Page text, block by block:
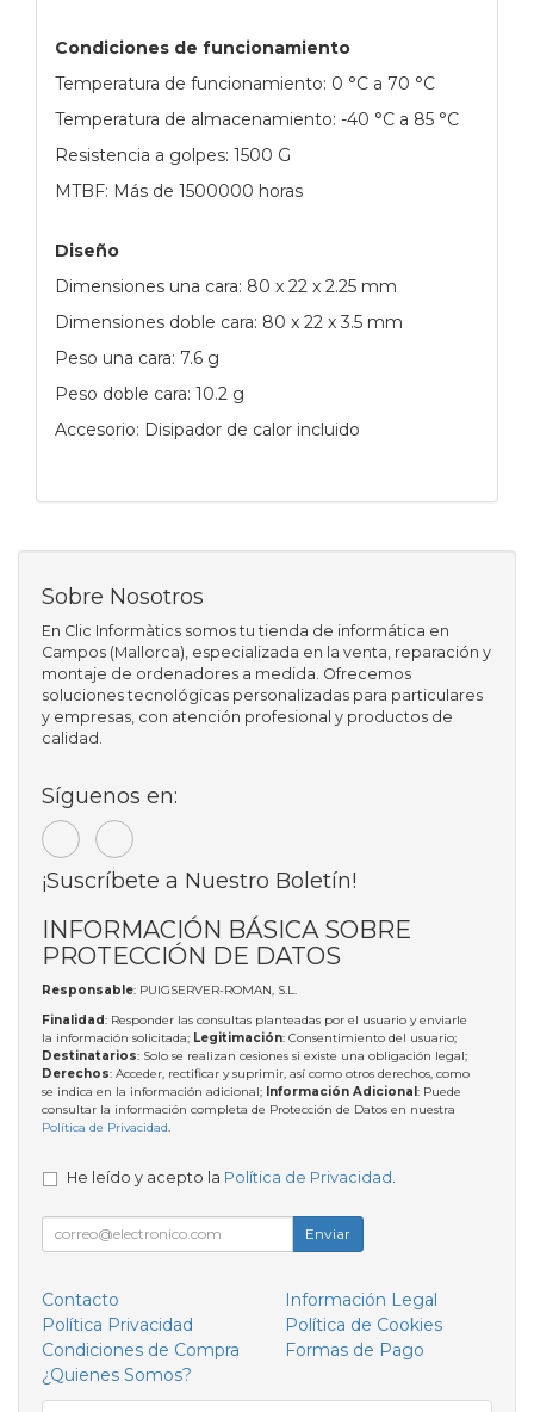
Condiciones de funcionamiento
Temperatura de funcionamiento: 0 °C a 70 °C
Temperatura de almacenamiento: -40 °C a 85 °C
Resistencia a golpes: 1500 G
MTBF: Más de 1500000 horas
Diseño
Dimensiones una cara: 80 x 22 x 2.25 mm
Dimensiones doble cara: 80 x 22 x 3.5 mm
Peso una cara: 7.6 g
Peso doble cara: 10.2 g
Accesorio: Disipador de calor incluido
Sobre Nosotros
En Clic Informàtics somos tu tienda de informática en
Campos (Mallorca), especializada en la venta, reparación y
montaje de ordenadores a medida. Ofrecemos
soluciones tecnológicas personalizadas para particulares
y empresas, con atención profesional y productos de
calidad.
Síguenos en:
¡Suscríbete a Nuestro Boletín!
INFORMACIÓN BÁSICA SOBRE
PROTECCIÓN DE DATOS
Responsable: PUIGSERVER-ROMAN, S.L.
Finalidad: Responder las consultas planteadas por el usuario y enviarle
la información solicitada; Legitimación: Consentimiento del usuario;
Destinatarios: Solo se realizan cesiones si existe una obligación legal;
Derechos: Acceder, rectificar y suprimir, así como otros derechos, como
se indica en la información adicional; Información Adicional: Puede
consultar la información completa de Protección de Datos en nuestra
Política de Privacidad.
He leído y acepto la Política de Privacidad
Enviar
Contacto
Información Legal
Política Privacidad
Política de Cookies
Condiciones de Compra
Formas de Pago
¿Quienes Somos?